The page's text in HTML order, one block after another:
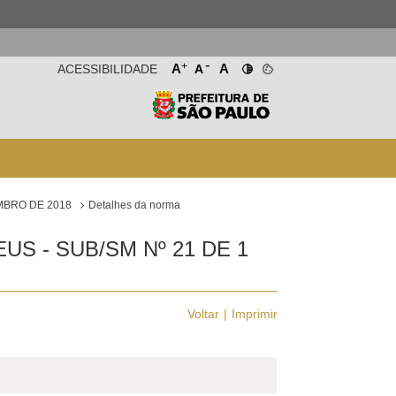
A+ A- A
ACESSIBILIDADE
DE 2018 Detalhes da norma
- SUB/SM Nº 21 DE 1
Voltar Imprimir